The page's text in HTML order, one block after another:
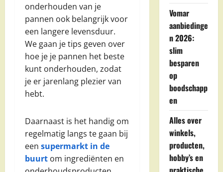
onderhouden van je
pannen ook belangrijk voor
een langere levensduur.
We gaan je tips geven over
hoe je je pannen het beste
kunt onderhouden, zodat
je er jarenlang plezier van
hebt.
Daarnaast is het handig om
regelmatig langs te gaan bij
een supermarkt in de
buurt om ingrediënten en
Vomar
aanbiedinge
n 2026:
slim
besparen
op
boodschapp
en
Alles over
winkels,
producten,
hobby’s en